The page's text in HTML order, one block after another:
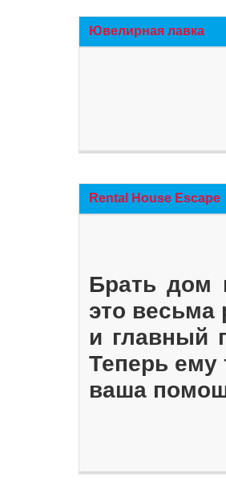
Ювелирная лавка
Rental House Escape
Брать дом
это весьма
и главный
Теперь ему
ваша